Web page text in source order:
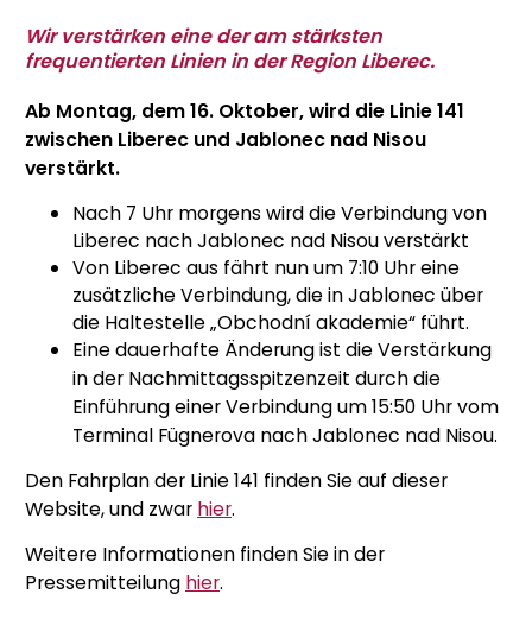
Wir verstärken eine der am stärksten
frequentierten Linien in der Region Liberec.
Ab Montag, dem 16. Oktober, wird die Linie 141
zwischen Liberec und Jablonec nad Nisou
verstärkt.
Nach 7 Uhr morgens wird die Verbindung von
Liberec nach Jablonec nad Nisou verstärkt
Von Liberec aus fährt nun um 7:10 Uhr eine
zusätzliche Verbindung, die in Jablonec über
die Haltestelle „Obchodní akademie“ führt.
Eine dauerhafte Änderung ist die Verstärkung
in der Nachmittagsspitzenzeit durch die
Einführung einer Verbindung um 15:50 Uhr vom
Terminal Fügnerova nach Jablonec nad Nisou.
Den Fahrplan der Linie 141 finden Sie auf dieser
Website, und zwar hier.
Weitere Informationen finden Sie in der
Pressemitteilung hier.